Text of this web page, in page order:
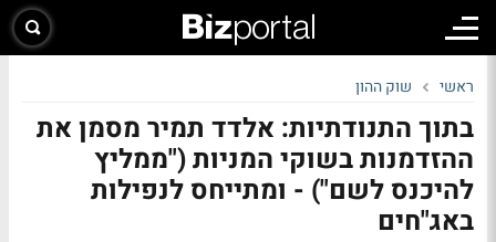
ראשי שוק ההון
בתוך התנודתיות: אלדד תמיר מסמן את
ההזדמנות בשוקי המניות ("ממליץ
להיכנס לשם") - ומתייחס לנפילות
באג"חים